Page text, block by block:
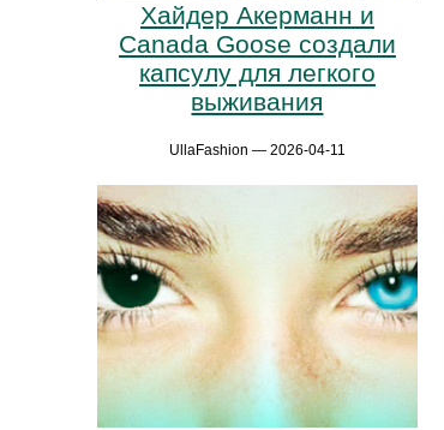
Хайдер Акерманн и
Canada Goose создали
капсулу для легкого
выживания
UllaFashion — 2026-04-11